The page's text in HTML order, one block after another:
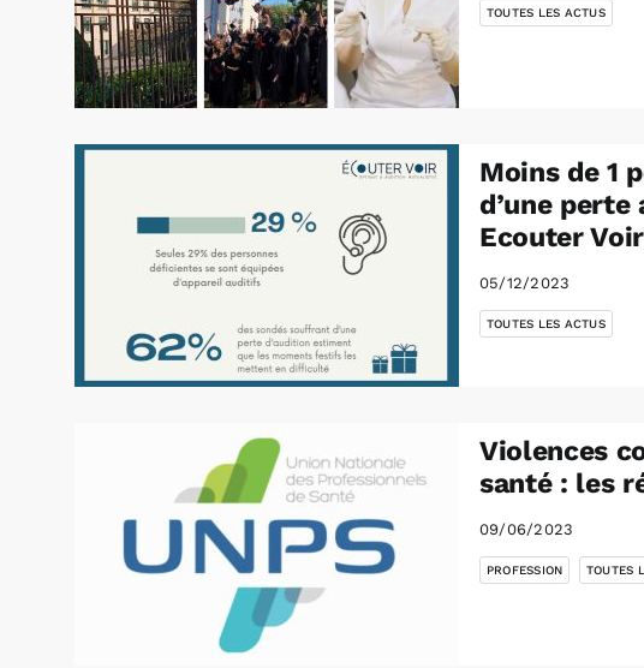
TOUTES LES ACTUS
Moins de 1
d’une
Ecouter
05/12/2023
TOUTES LES ACTUS
Violences
santé : les
09/06/2023
PROFESSION
,
TOUTES